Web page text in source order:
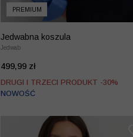
PREMIUM
Jedwabna koszula
Jedwab
499,99 zł
DRUGI I TRZECI PRODUKT -30%
NOWOŚĆ